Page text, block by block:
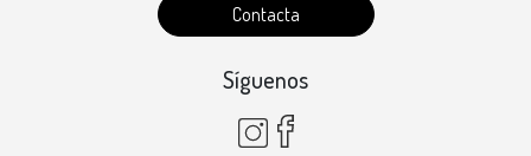
Contacta
Síguenos